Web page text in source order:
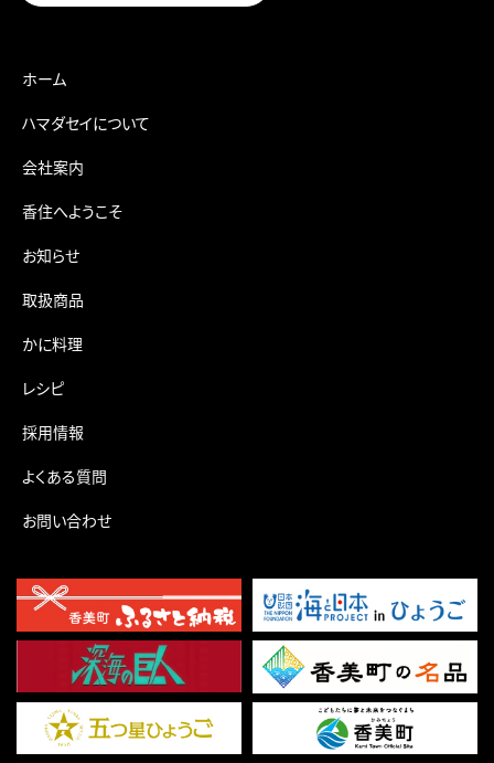
ホーム
ハマダセイについて
会社案内
香住へようこそ
お知らせ
取扱商品
かに料理
レシピ
採用情報
よくある質問
お問い合わせ